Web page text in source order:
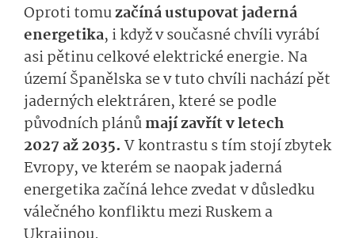
Oproti tomuzačíná ustupovat jaderná
energetika, i když v současné chvíli vyrábí
asi pětinu celkové elektrické energie. Na
území Španělska se v tuto chvíli nachází pět
jaderných elektráren, které se podle
původních plánůmají zavřít v letech
2027 až 2035. V kontrastu s tím stojí zbytek
Evropy, ve kterém se naopak jaderná
energetika začíná lehce zvedat v důsledku
válečného konfliktu mezi Ruskem a